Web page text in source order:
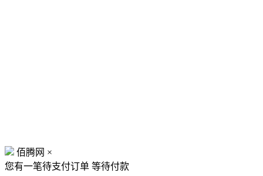
佰腾网 ×
您有一笔待支付订单 等待付款